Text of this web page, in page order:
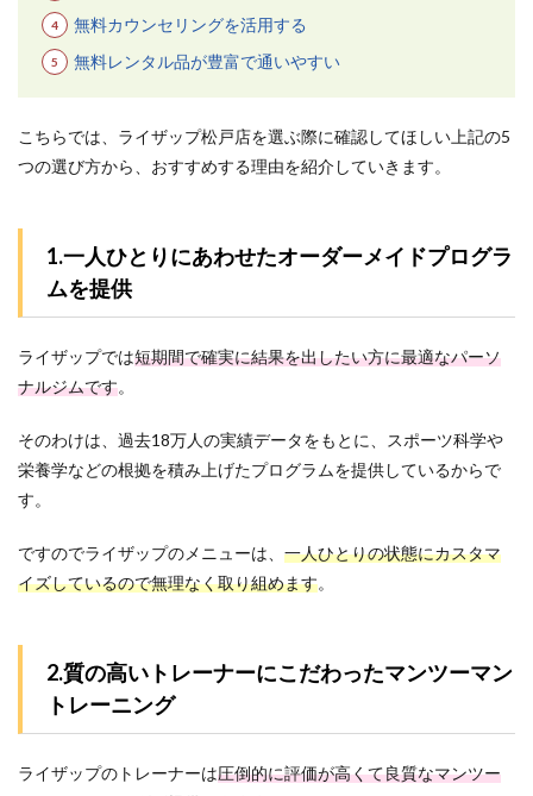
無料カウンセリングを活用する
無料レンタル品が豊富で通いやすい
こちらでは、ライザップ松戸店を選ぶ際に確認してほしい上記の5
つの選び方から、おすすめする理由を紹介していきます。
1.一人ひとりにあわせたオーダーメイドプログラ
ムを提供
ライザップでは短期間で確実に結果を出したい方に最適なパーソ
ナルジムです。
そのわけは、過去18万人の実績データをもとに、スポーツ科学や
栄養学などの根拠を積み上げたプログラムを提供しているからで
す。
ですのでライザップのメニューは、 一人ひとりの状態にカスタマ
イズしているので無理なく取り組めます。
2.質の高いトレーナーにこだわったマンツーマン
トレーニング
ライザップのトレーナーは圧倒的に評価が高くて良質なマンツー